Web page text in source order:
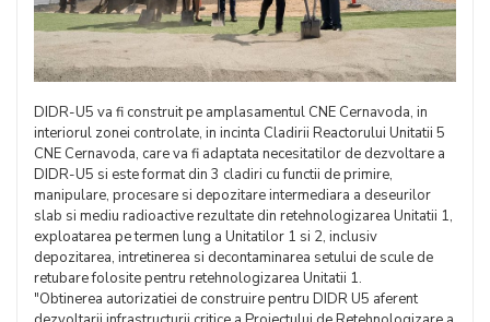
DIDR-U5 va fi construit pe amplasamentul CNE Cernavoda, in
interiorul zonei controlate, in incinta Cladirii Reactorului Unitatii 5
CNE Cernavoda, care va fi adaptata necesitatilor de dezvoltare a
DIDR-U5 si este format din 3 cladiri cu functii de primire,
manipulare, procesare si depozitare intermediara a deseurilor
slab si mediu radioactive rezultate din retehnologizarea Unitatii 1,
exploatarea pe termen lung a Unitatilor 1 si 2, inclusiv
depozitarea, intretinerea si decontaminarea setului de scule de
retubare folosite pentru retehnologizarea Unitatii 1.
"Obtinerea autorizatiei de construire pentru DIDR U5 aferent